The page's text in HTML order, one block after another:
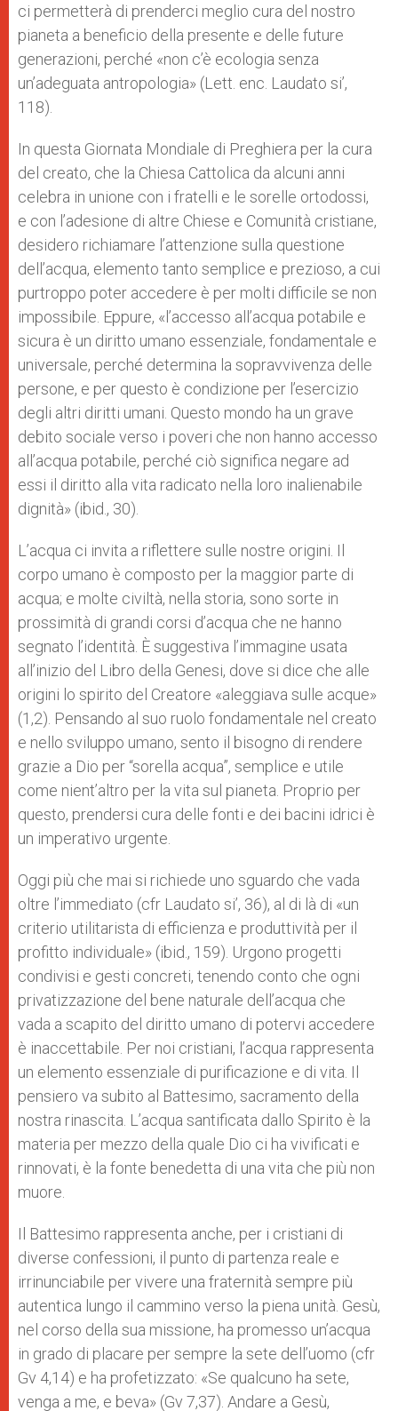
ci permetterà di prenderci meglio cura del nostro
pianeta a beneficio della presente e delle future
generazioni, perché «non c’è ecologia senza
un’adeguata antropologia» (Lett. enc. Laudato si’,
118).
In questa Giornata Mondiale di Preghiera per la cura
del creato, che la Chiesa Cattolica da alcuni anni
celebra in unione con i fratelli e le sorelle ortodossi,
e con l’adesione di altre Chiese e Comunità cristiane,
desidero richiamare l’attenzione sulla questione
dell’acqua, elemento tanto semplice e prezioso, a cui
purtroppo poter accedere è per molti difficile se non
impossibile. Eppure, «l’accesso all’acqua potabile e
sicura è un diritto umano essenziale, fondamentale e
universale, perché determina la sopravvivenza delle
persone, e per questo è condizione per l’esercizio
degli altri diritti umani. Questo mondo ha un grave
debito sociale verso i poveri che non hanno accesso
all’acqua potabile, perché ciò significa negare ad
essi il diritto alla vita radicato nella loro inalienabile
dignità» (ibid., 30).
L’acqua ci invita a riflettere sulle nostre origini. Il
corpo umano è composto per la maggior parte di
acqua; e molte civiltà, nella storia, sono sorte in
prossimità di grandi corsi d’acqua che ne hanno
segnato l’identità. È suggestiva l’immagine usata
all’inizio del Libro della Genesi, dove si dice che alle
origini lo spirito del Creatore «aleggiava sulle acque»
(1,2). Pensando al suo ruolo fondamentale nel creato
e nello sviluppo umano, sento il bisogno di rendere
grazie a Dio per “sorella acqua”, semplice e utile
come nient’altro per la vita sul pianeta. Proprio per
questo, prendersi cura delle fonti e dei bacini idrici è
un imperativo urgente.
Oggi più che mai si richiede uno sguardo che vada
oltre l’immediato (cfr Laudato si’, 36), al di là di «un
criterio utilitarista di efficienza e produttività per il
profitto individuale» (ibid., 159). Urgono progetti
condivisi e gesti concreti, tenendo conto che ogni
privatizzazione del bene naturale dell’acqua che
vada a scapito del diritto umano di potervi accedere
è inaccettabile. Per noi cristiani, l’acqua rappresenta
un elemento essenziale di purificazione e di vita. Il
pensiero va subito al Battesimo, sacramento della
nostra rinascita. L’acqua santificata dallo Spirito è la
materia per mezzo della quale Dio ci ha vivificati e
rinnovati, è la fonte benedetta di una vita che più non
muore.
Il Battesimo rappresenta anche, per i cristiani di
diverse confessioni, il punto di partenza reale e
irrinunciabile per vivere una fraternità sempre più
autentica lungo il cammino verso la piena unità. Gesù,
nel corso della sua missione, ha promesso un’acqua
in grado di placare per sempre la sete dell’uomo (cfr
Gv 4,14) e ha profetizzato: «Se qualcuno ha sete,
venga a me, e beva» (Gv 7,37). Andare a Gesù,